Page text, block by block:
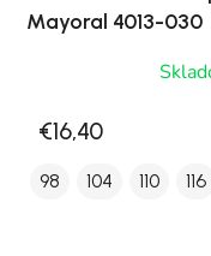
Mayoral 4013-030
€16,40
98 104 110 116